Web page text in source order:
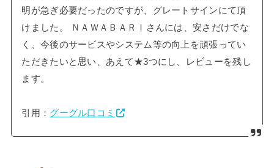
明が急ぎ必要だったのですが、グレートサインにて頂
けました。 ＮＡＷＡＢＡＲＩさんには、安さだけでな
く、今後のサービスやシステム等の向上を頑張ってい
ただきたいと思い、あえて★3つにし、レビューを残し
ます。
引用： グーグル口コミ